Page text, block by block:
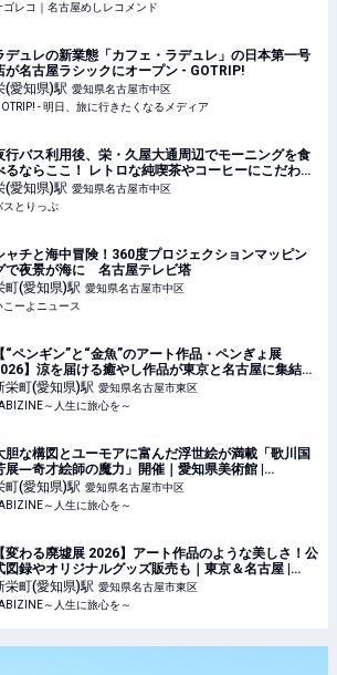
ゴレコ｜名古屋めしレコメンド
デュレの新業態「カフェ・ラデュレ」の日本第一号
が名古屋ラシックにオープン - GOTRIP!
(愛知県)駅 愛知県名古屋市中区
- 明日、旅に行きたくなるメディア
行バス利用後、栄・久屋大通周辺でモーニングを食
るならここ！ レトロな純喫茶やコーヒーにこだわっ
カフェを紹介
(愛知県)駅 愛知県名古屋市中区
スとりっぷ
ャチと海中冒険！360度プロジェクションマッピン
で夜景が海に 名古屋テレビ塔
町(愛知県)駅 愛知県名古屋市中区
こーよニュース
【“ペンギン”と“金魚”のアート作品・ペンぎょ展
】涼を届ける癒やし作品が東京と名古屋に集結！
～人生に旅心を～
栄町(愛知県)駅 愛知県名古屋市東区
～人生に旅心を～
胆な構図とユーモアに富んだ浮世絵が満載「歌川国
展―奇才絵師の魔力」開催｜愛知県美術館 |
～人生に旅心を～
町(愛知県)駅 愛知県名古屋市中区
～人生に旅心を～
【変わる廃墟展 2026】アート作品のような美しさ！公
図録やオリジナルグッズ販売も｜東京＆名古屋 |
～人生に旅心を～
栄町(愛知県)駅 愛知県名古屋市東区
～人生に旅心を～